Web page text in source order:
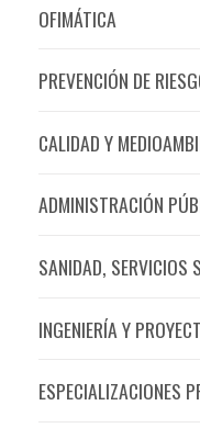
OFIMÁTICA
PREVENCIÓN DE
CALIDAD Y
ADMINISTRACIÓN
SANIDAD, SERVICIOS
INGENIERÍA Y
ESPECIALIZACIONES